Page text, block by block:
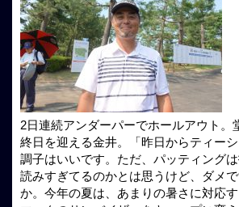
2日連続アンダーパーでホールアウト。
終日を迎える金井。「昨日からティー
調子はいいです。ただ、パッティングは
読みすぎてるのかとは思うけど、ダメ
か。今年の夏は、あまりの暑さに対応